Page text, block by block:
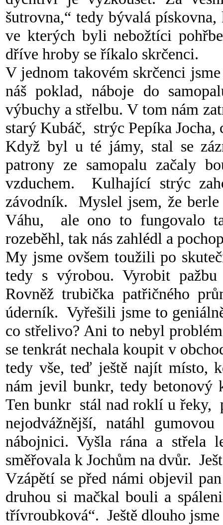
šutrovna,“ tedy bývalá
ve kterých byli nebožtíci
dříve hroby se říkalo skrčenci.
V jednom takovém skrčenci
náš poklad, náboje do
výbuchy a střelbu. V tom nám
starý Kubáč, strýc Pepíka
Když byl u té jámy, stal se
patrony ze samopalu začaly
vzduchem. Kulhající strýc
závodník. Myslel jsem, že
Váhu, ale ono to fungovalo
rozeběhl, tak nás zahlédl a
My jsme ovšem toužili po
tedy s výrobou. Vyrobit
Rovněž trubička patřičného
úderník. Vyřešili jsme to
co střelivo? Ani to nebyl
se tenkrát nechala koupit v
tedy vše, teď ještě najít místo,
nám jevil bunkr, tedy betonový
Ten bunkr stál nad roklí u řeky,
nejodvážnější, natáhl
nábojnici. Vyšla rána a
směřovala k Jochům na dvůr.
Vzápětí se před námi objevil
druhou si mačkal bouli a
třívroubková“. Ještě dlouho